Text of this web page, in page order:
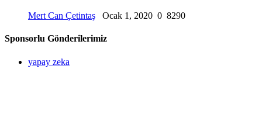
Mert Can Çetintaş Ocak 1, 2020 0 8290
Sponsorlu Gönderilerimiz
yapay zeka